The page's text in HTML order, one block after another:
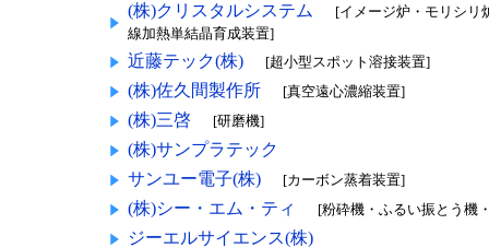
(株)クリスタルシステム
[イメージ炉・モリシリ
線加熱単結晶育成装置]
近藤テック(株) [超小型スポット溶接装置]
(株)佐久間製作所 [真空遠心濃縮装置]
(株)三啓 [研磨機]
(株)サンプラテック
サンユー電子(株)
[カーボン蒸着装置]
(株)シー・エム・ティ [粉砕機・ふるい振とう機
ジーエルサイエンス(株)